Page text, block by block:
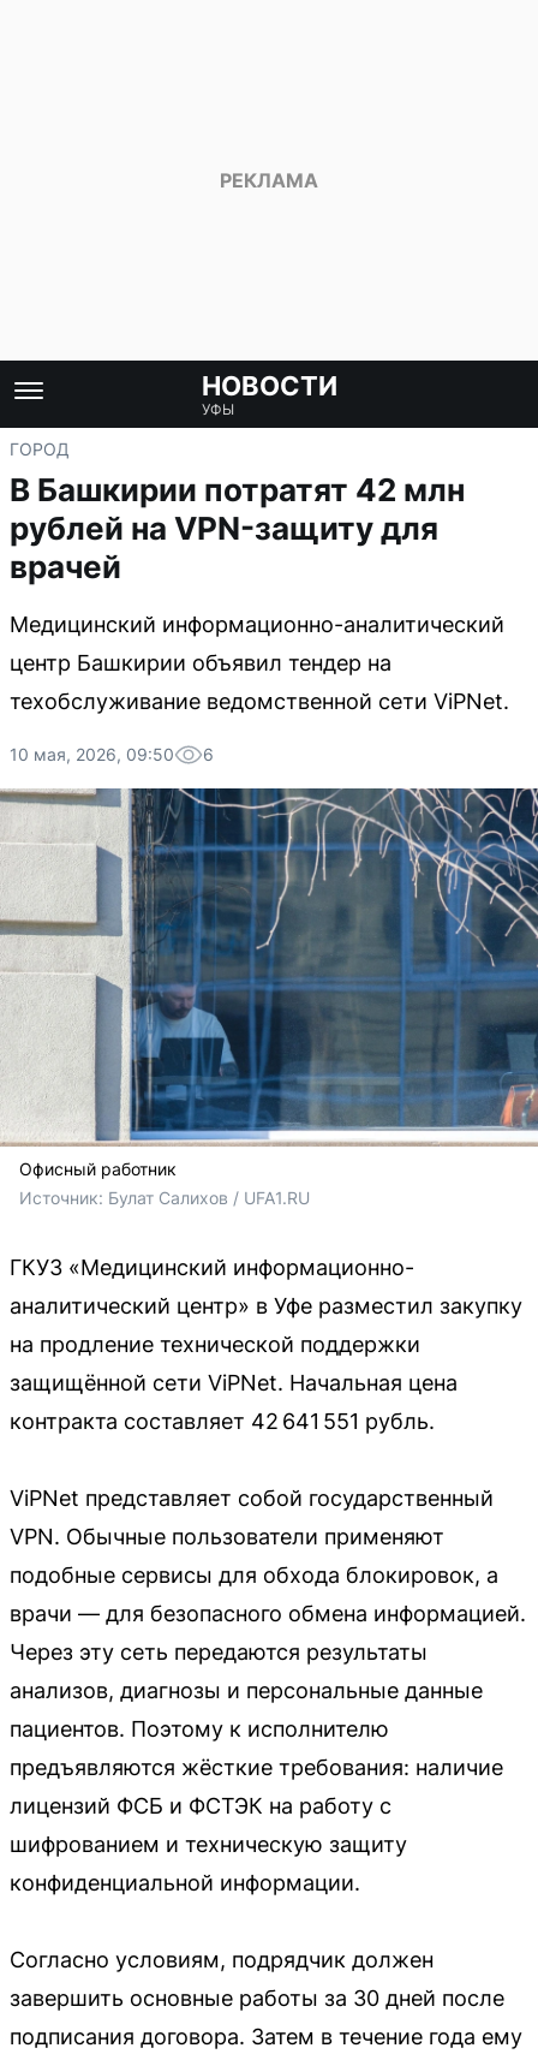
НОВОСТИ
УФЫ
ГОРОД
В Башкирии потратят 42 млн
рублей на VPN-защиту для
врачей
Медицинский информационно-аналитический
центр Башкирии объявил тендер на
техобслуживание ведомственной сети ViPNet.
10 мая, 2026, 09:50 6
Офисный работник
Источник: Булат Салихов / UFA1.RU
ГКУЗ «Медицинский информационно-
аналитический центр» в Уфе разместил закупку
на продление технической поддержки
защищённой сети ViPNet. Начальная цена
контракта составляет 42 641 551 рубль.
ViPNet представляет собой государственный
VPN. Обычные пользователи применяют
подобные сервисы для обхода блокировок, а
врачи — для безопасного обмена информацией.
Через эту сеть передаются результаты
анализов, диагнозы и персональные данные
пациентов. Поэтому к исполнителю
предъявляются жёсткие требования: наличие
лицензий ФСБ и ФСТЭК на работу с
шифрованием и техническую защиту
конфиденциальной информации.
Согласно условиям, подрядчик должен
завершить основные работы за 30 дней после
подписания договора. Затем в течение года ему